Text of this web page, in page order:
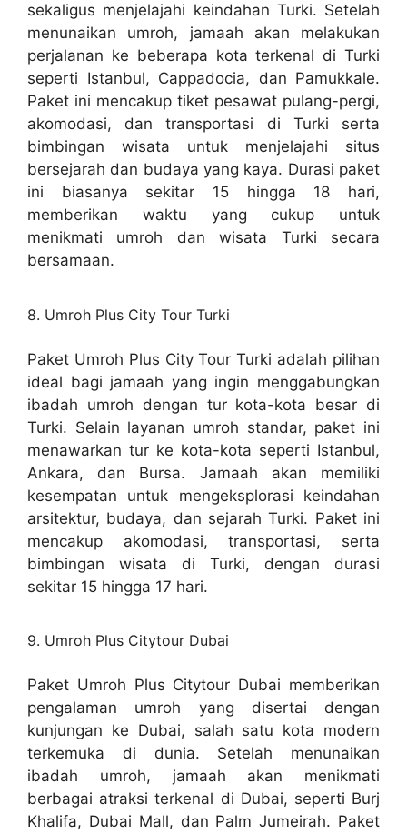
sekaligus menjelajahi keindahan Turki. Setelah
menunaikan umroh, jamaah akan melakukan
perjalanan ke beberapa kota terkenal di Turki
seperti Istanbul, Cappadocia, dan Pamukkale.
Paket ini mencakup tiket pesawat pulang-pergi,
akomodasi, dan transportasi di Turki serta
bimbingan wisata untuk menjelajahi situs
bersejarah dan budaya yang kaya. Durasi paket
ini biasanya sekitar 15 hingga 18 hari,
memberikan waktu yang cukup untuk
menikmati umroh dan wisata Turki secara
bersamaan.
8. Umroh Plus City Tour Turki
Paket Umroh Plus City Tour Turki adalah pilihan
ideal bagi jamaah yang ingin menggabungkan
ibadah umroh dengan tur kota-kota besar di
Turki. Selain layanan umroh standar, paket ini
menawarkan tur ke kota-kota seperti Istanbul,
Ankara, dan Bursa. Jamaah akan memiliki
kesempatan untuk mengeksplorasi keindahan
arsitektur, budaya, dan sejarah Turki. Paket ini
mencakup akomodasi, transportasi, serta
bimbingan wisata di Turki, dengan durasi
sekitar 15 hingga 17 hari.
9. Umroh Plus Citytour Dubai
Paket Umroh Plus Citytour Dubai memberikan
pengalaman umroh yang disertai dengan
kunjungan ke Dubai, salah satu kota modern
terkemuka di dunia. Setelah menunaikan
ibadah umroh, jamaah akan menikmati
berbagai atraksi terkenal di Dubai, seperti Burj
Khalifa, Dubai Mall, dan Palm Jumeirah. Paket